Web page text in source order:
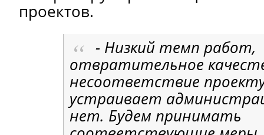
проектов.
- Низкий темп работ,
отвратительное
несоответствие
устраивает
нет. Будем принимать